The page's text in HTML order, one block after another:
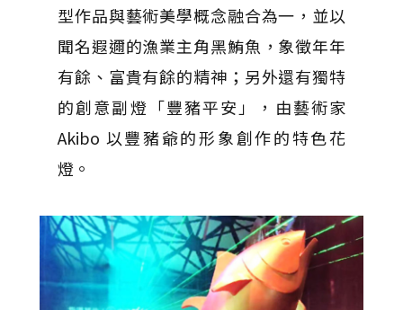
型作品與藝術美學概念融合為一，並以
聞名遐邇的漁業主角黑鮪魚，象徵年年
有餘、富貴有餘的精神；另外還有獨特
的創意副燈「豐豬平安」，由藝術家
Akibo 以豐豬爺的形象創作的特色花
燈。